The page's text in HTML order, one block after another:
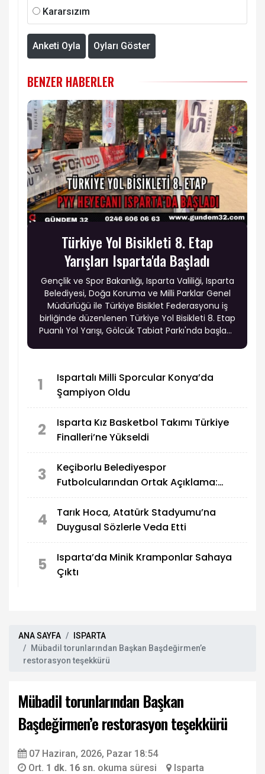
Kararsızım
Anketi Oyla Oyları Göster
BENZER HABERLER
Türkiye Yol Bisikleti 8. Etap
Yarışları Isparta'da Başladı
Gençlik ve Spor Bakanlığı, Isparta Valiliği, Isparta
Belediyesi, Doğa Koruma ve Milli Parklar Genel
Müdürlüğü ile Türkiye Bisiklet Federasyonu iş
birliğinde düzenlenen Türkiye Yol Bisikleti 8. Etap
Puanlı Yol Yarışı, Gölcük Tabiat Parkı'nda başladı.
1
Ispartalı Milli Sporcular Konya’da
Şampiyon Oldu
2
Isparta Kız Basketbol Takımı Türkiye
Finalleri’ne Yükseldi
3
Keçiborlu Belediyespor
Futbolcularından Ortak Açıklama:
4
Tarık Hoca, Atatürk Stadyumu’na
Duygusal Sözlerle Veda Etti
5
Isparta’da Minik Kramponlar Sahaya
Çıktı
ANA SAYFA
ISPARTA
Mübadil torunlarından Başkan Başdeğirmen’e
restorasyon teşekkürü
Mübadil torunlarından Başkan
Başdeğirmen’e restorasyon teşekkürü
07 Haziran, 2026, Pazar 18:54
Ort. 1 dk. 16 sn. okuma süresi Isparta